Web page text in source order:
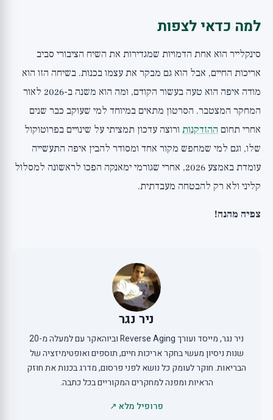
למה כדאי לצפות
סינקלייר הוא אחת הדמויות שמגדירות את השיח הציבורי סביב
אריכות החיים, אבל הוא גם מבקר את עצמו בכנות. בשיחה הזו הוא
מודה איפה הוא טעה בעשור הקודם, ומה הוא משנה ב-2026 לאור
המחקר המצטבר. הסרטון מתאים במיוחד למי שעוקב כבר שנים
אחרי תחום ההזדקנות ורוצה עדכון תמציתי על שינויים בפרוטוקול
שלו, וגם למי שמחפש מקור אחד ומסודר להבין איפה התעשייה
עומדת באמצע 2026, אחרי שגורמי ימאנקה הפכו לראשונה למסלול
קליני ולא רק להבטחה מעבדתית.
צפיה מהנה!
ניר נגר
ניר נגר, מייסד ועורך Reverse Aging וביוהאקר עם למעלה מ-20
שנות ניסיון מעשי בחקר אריכות חיים, תוספים ואופטימיזציה של
הבריאות. חוקר לעומק כל נושא לפני פרסום, מדרג בכנות את חוזק
הראיות ומפנה למחקרים המקוריים בכל כתבה.
פרופיל מלא ↗